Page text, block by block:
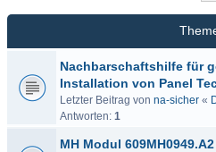
Nachbarschaftshilfe für
Installation von Panel
Letzter Beitrag von na-sicher «
Antworten: 1
MH Modul